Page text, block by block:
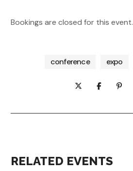
Bookings are closed for this event.
conference expo
RELATED EVENTS